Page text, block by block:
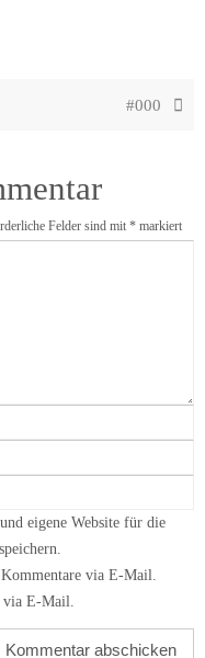
#000
Felder sind mit * markiert
eigene Website für die
via E-Mail.
via E-Mail.